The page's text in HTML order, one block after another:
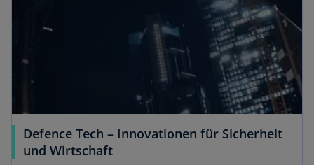
Defence Tech – Innovationen für Sicherheit
und Wirtschaft